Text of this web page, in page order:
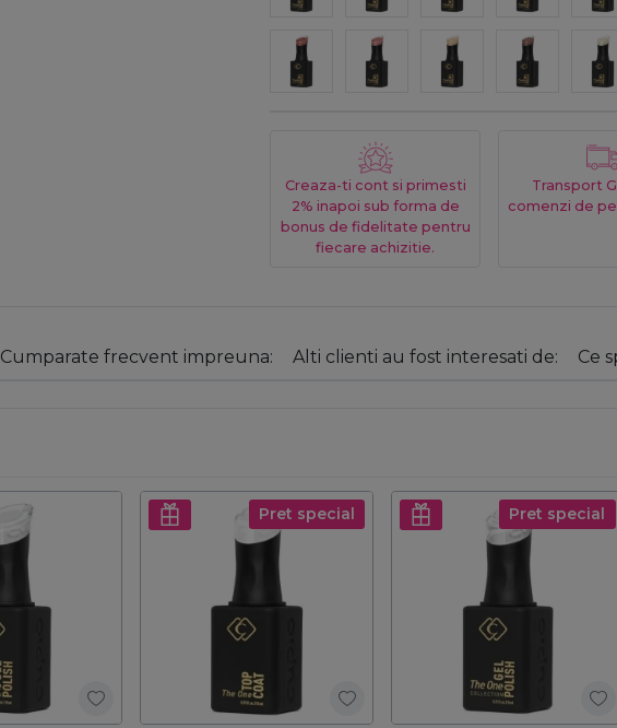
Creaza-ti cont si primesti
2% inapoi sub forma de
bonus de fidelitate pentru
fiecare achizitie.
Transport
comenzi de
Cumparate frecvent impreuna: Alti clienti au fost interesati de: Ce
Pret special Pret special